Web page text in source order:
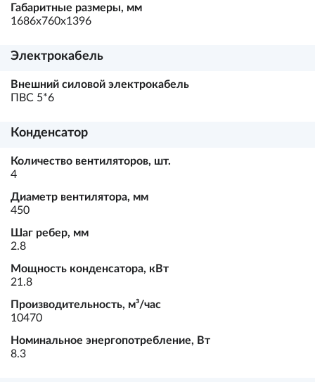
Габаритные размеры, мм
1686х760х1396
Электрокабель
Внешний силовой электрокабель
ПВС 5*6
Конденсатор
Количество вентиляторов, шт.
4
Диаметр вентилятора, мм
450
Шаг ребер, мм
2.8
Мощность конденсатора, кВт
21.8
Производительность, м³/час
10470
Номинальное энергопотребление, Вт
8.3